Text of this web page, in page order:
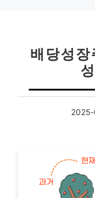
배당성